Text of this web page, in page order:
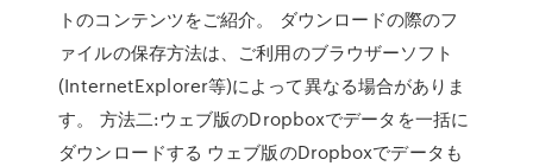
トのコンテンツをご紹介。 ダウンロードの際のフ
ァイルの保存方法は、ご利用のブラウザーソフト
(InternetExplorer等)によって異なる場合がありま
す。 方法二:ウェブ版のDropboxでデータを一括に
ダウンロードする ウェブ版のDropboxでデータも